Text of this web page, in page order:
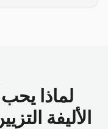
لماذا
الأليفة